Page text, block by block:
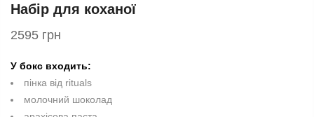
Набір для коханої
2595 грн
У бокс входить:
пінка від rituals
молочний шоколад